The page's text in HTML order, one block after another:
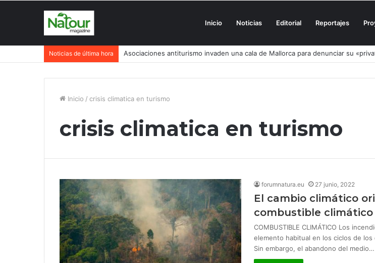
Inicio Noticias Editorial Reportajes
Noticias de última hora Asociaciones antiturismo invaden una cala de Mallorca para denunciar su
Inicio / crisis climatica en turismo
crisis climatica en turismo
forumnatura.eu 27 junio, 2022
El cambio climático
combustible climático
COMBUSTIBLE CLIMÁTICO Los
elemento habitual en los ciclos de los
Sin embargo, el abandono del medio…